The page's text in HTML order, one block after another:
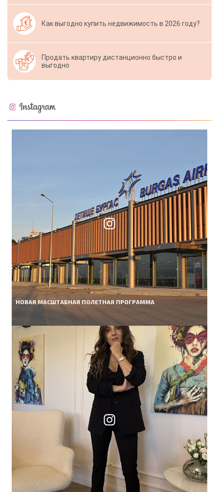
Как выгодно купить недвижимость в 2026 году?
Продать квартиру дистанционно быстро и
выгодно
НОВАЯ МАСШТАБНАЯ ПОЛЕТНАЯ ПРОГРАММА